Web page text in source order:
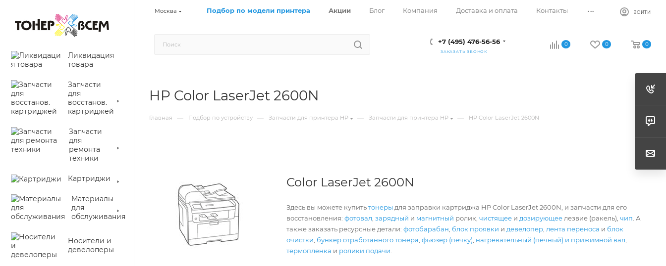
Москва Подбор по модели принтера Акции Блог Компания Доставка и оплата Контакты ... ВОЙТИ
+7 (495) 476-56-56
ЗАКАЗАТЬ ЗВОНОК
0 0 0
Ликвидация
товара
Запчасти
для
восстанов.
картриджей
Запчасти
для
ремонта
техники
Картриджи
Материалы
для
обслуживания
Носители и
девелоперы
HP Color LaserJet 2600N
Главная — Подбор по устройству — Запчасти для принтера HP — Запчасти для принтера HP — HP Color LaserJet 2600N
Color LaserJet 2600N
Здесь вы можете купитьтонеры для заправки картриджа HP Color LaserJet 2600N, и запчасти для его
восстановления:фотовал ,зарядный и магнитный ролик,чистящее и дозирующее лезвие (ракель),чип . А
также заказать ресурсные детали:фотобарабан блок проявки и девелопер лента переноса и блок
очистки бункер отработанного тонера ,фьюзер (печку) нагревательный (печный) и прижимной вал
термопленка и ролики подачи